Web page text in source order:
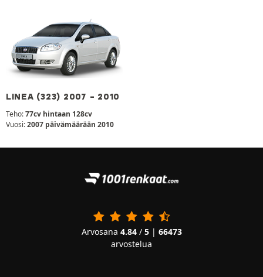
LINEA (323) 2007 - 2010
Teho:77cv hintaan 128cv
Vuosi:2007 päivämäärään 2010
Arvosana 4.84/ 5| 66473
arvostelua